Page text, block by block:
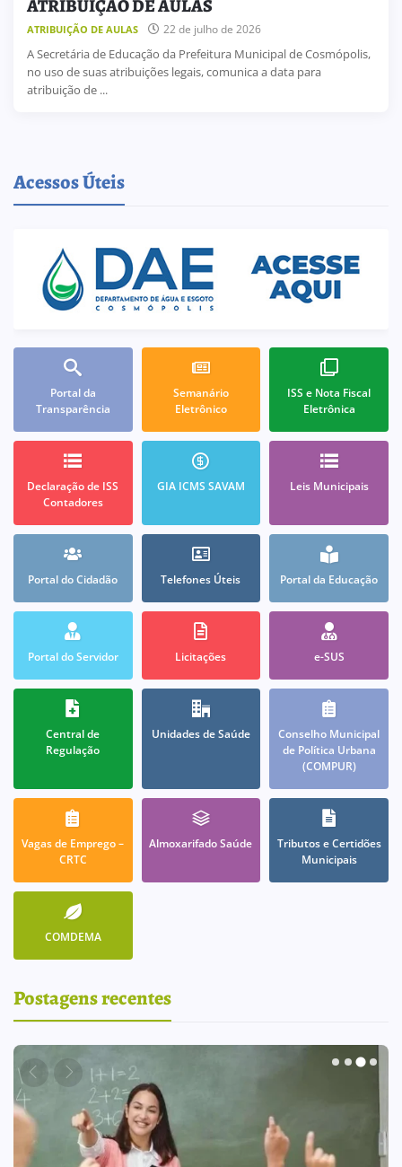
ATRIBUIÇÃO DE AULAS
ATRIBUIÇÃO DE AULAS 22 de julho de 2026
A Secretária de Educação da Prefeitura Municipal de Cosmópolis,
no uso de suas atribuições legais, comunica a data para
atribuição de ...
Acessos Úteis
Portal da
Transparência
Semanário
Eletrônico
ISS e Nota Fiscal
Eletrônica
Declaração de ISS
Contadores
GIA ICMS SAVAM Leis Municipais
Portal do Cidadão Telefones Úteis Portal da Educação
Portal do Servidor Licitações e-SUS
Central de
Regulação
Unidades de Saúde
Conselho Municipal
de Política Urbana
(COMPUR)
Vagas de Emprego –
CRTC
Almoxarifado Saúde
Tributos e Certidões
Municipais
COMDEMA
Postagens recentes